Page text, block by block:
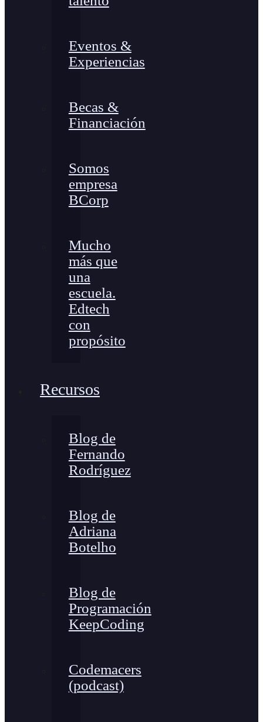
Eventos &
Experiencias
Becas &
Financiación
Somos
empresa
BCorp
Mucho
más que
una
escuela.
Edtech
con
propósito
Recursos
Blog de
Fernando
Rodríguez
Blog de
Adriana
Botelho
Blog de
Programación
KeepCoding
Codemacers
(podcast)